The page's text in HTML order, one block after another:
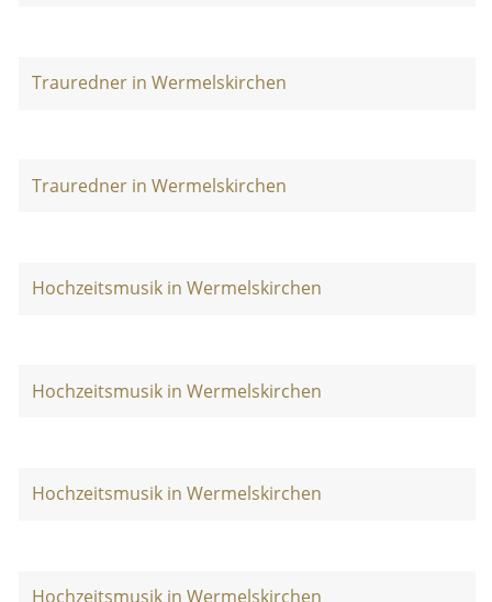
Trauredner in Wermelskirchen
Trauredner in Wermelskirchen
Hochzeitsmusik in Wermelskirchen
Hochzeitsmusik in Wermelskirchen
Hochzeitsmusik in Wermelskirchen
Hochzeitsmusik in Wermelskirchen